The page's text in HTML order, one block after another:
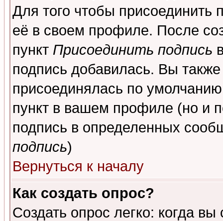
Для того чтобы присоединить
её в своем профиле. После
пункт Присоединить подпись
подпись добавилась. Вы
присоединялась по
пункт в вашем профиле (но и
подпись в определенных
подпись)
Вернуться к началу
Как создать опрос?
Создать опрос легко: когда